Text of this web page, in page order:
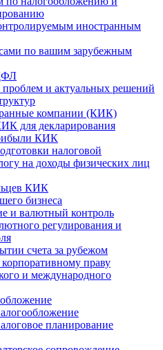
иностранным
по вашим зарубежным
и актуальных решений
компании (КИК)
для декларирования
КИК
налоговой
на доходы физических лиц
КИК
бизнеса
и валютный контроль
регулирования и
счета за рубежом
праву
и международного
планирование